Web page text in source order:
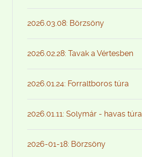
2026.03.08: Börzsöny
2026.02.28: Tavak a Vértesben
2026.01.24: Forraltboros túra
2026.01.11: Solymár - havas túra
2026-01-18: Börzsöny